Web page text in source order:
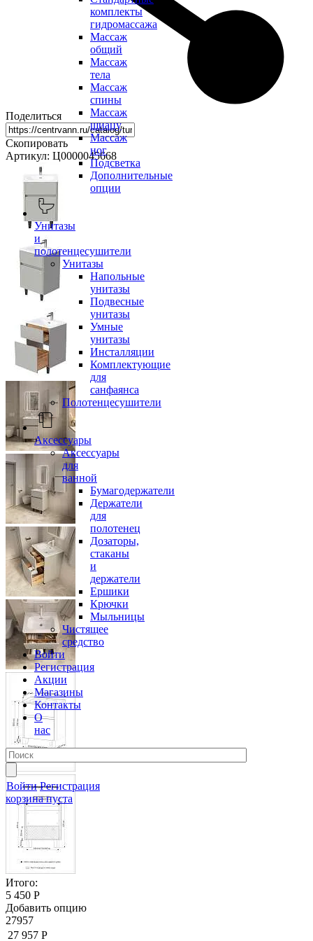
комплекты
гидромассажа
Массаж
общий
Массаж
тела
Массаж
спины
Массаж
шиацу
Массаж
ног
Подсветка
Дополнительные
опции
Унитазы
и
полотенцесушители
Унитазы
Напольные
унитазы
Подвесные
унитазы
Умные
унитазы
Инсталляции
Комплектующие
для
санфаянса
Полотенцесушители
Аксессуары
Аксессуары
для
ванной
Бумагодержатели
Держатели
для
полотенец
Дозаторы,
стаканы
и
держатели
Ершики
Крючки
Мыльницы
Чистящее
средство
Войти
Регистрация
Акции
Магазины
Контакты
О
нас
Войти Регистрация
корзина пуста
Поделиться
Скопировать
Артикул: Ц0000045668
Итого:
5 450 Р
Добавить опцию
27957
27 957 Р